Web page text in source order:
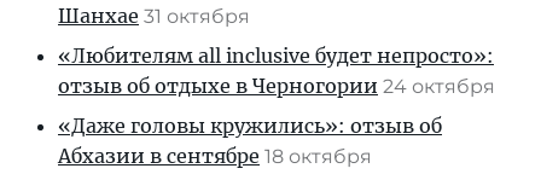
Шанхае 31 октября
«Любителям all inclusive будет непросто»:
отзыв об отдыхе в Черногории 24 октября
«Даже головы кружились»: отзыв об
Абхазии в сентябре 18 октября